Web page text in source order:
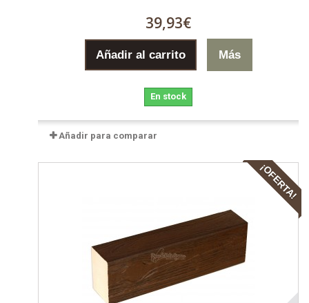
39,93€
Añadir al carrito Más
En stock
Añadir para comparar
¡OFERTA!